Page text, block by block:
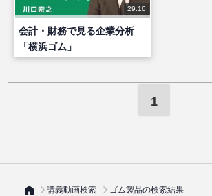
29:16
会計・財務で見る企業分析
「横浜ゴム」
1
講義動画検索 ゴム製品の検索結果